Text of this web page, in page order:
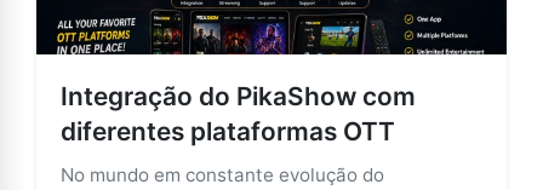
Integração do PikaShow com
diferentes plataformas OTT
No mundo em constante evolução do